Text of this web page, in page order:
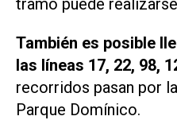
También es posible
las líneas 17, 22, 98,
recorridos pasan por
Parque Domínico.